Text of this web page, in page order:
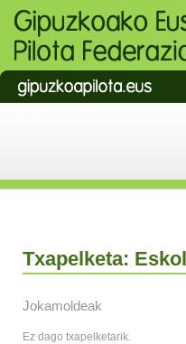
Txapelketa:
Jokamoldeak
Ez dago txapelketarik.